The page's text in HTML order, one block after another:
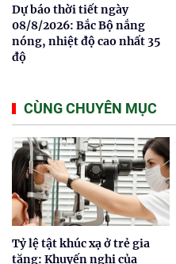
Dự báo thời tiết ngày
08/8/2026: Bắc Bộ nắng
nóng, nhiệt độ cao nhất 35
độ
CÙNG CHUYÊN MỤC
Tỷ lệ tật khúc xạ ở trẻ gia
tăng: Khuyến nghị của